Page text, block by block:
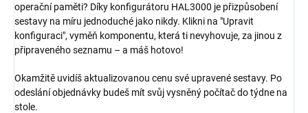
operační paměti? Díky konfigurátoru HAL3000 je přizpůsobení
sestavy na míru jednoduché jako nikdy. Klikni na "Upravit
konfiguraci", vyměň komponentu, která ti nevyhovuje, za jinou z
připraveného seznamu – a máš hotovo!
Okamžitě uvidíš aktualizovanou cenu své upravené sestavy. Po
odeslání objednávky budeš mít svůj vysněný počítač do týdne na
stole.